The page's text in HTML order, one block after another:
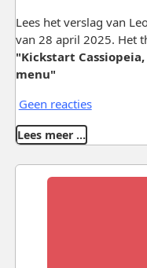
Lees het verslag van
van 28 april 2025. Het
"Kickstart
menu"
Geen reacties
Lees meer …